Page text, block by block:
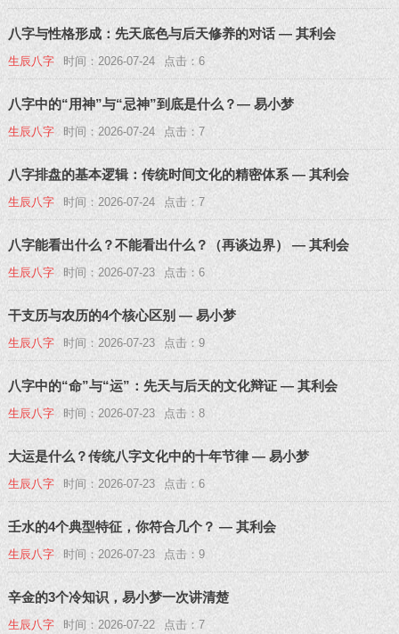
八字与性格形成：先天底色与后天修养的对话 — 其利会
生辰八字 时间：2026-07-24 点击：6
八字中的“用神”与“忌神”到底是什么？— 易小梦
生辰八字 时间：2026-07-24 点击：7
八字排盘的基本逻辑：传统时间文化的精密体系 — 其利会
生辰八字 时间：2026-07-24 点击：7
八字能看出什么？不能看出什么？（再谈边界） — 其利会
生辰八字 时间：2026-07-23 点击：6
干支历与农历的4个核心区别 — 易小梦
生辰八字 时间：2026-07-23 点击：9
八字中的“命”与“运”：先天与后天的文化辩证 — 其利会
生辰八字 时间：2026-07-23 点击：8
大运是什么？传统八字文化中的十年节律 — 易小梦
生辰八字 时间：2026-07-23 点击：6
壬水的4个典型特征，你符合几个？ — 其利会
生辰八字 时间：2026-07-23 点击：9
辛金的3个冷知识，易小梦一次讲清楚
生辰八字 时间：2026-07-22 点击：7